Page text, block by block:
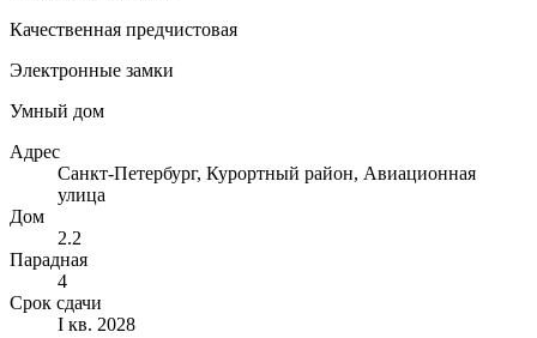
Качественная предчистовая
Электронные замки
Умный дом
Адрес
Санкт-Петербург, Курортный район, Авиационная
улица
Дом
2.2
Парадная
4
Срок сдачи
I кв. 2028